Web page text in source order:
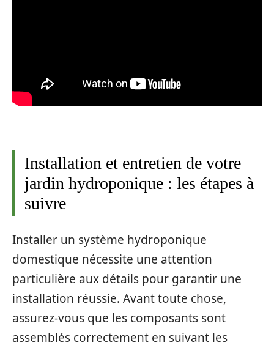
Installation et entretien de votre
jardin hydroponique : les étapes à
suivre
Installer un système hydroponique
domestique nécessite une attention
particulière aux détails pour garantir une
installation réussie. Avant toute chose,
assurez-vous que les composants sont
assemblés correctement en suivant les